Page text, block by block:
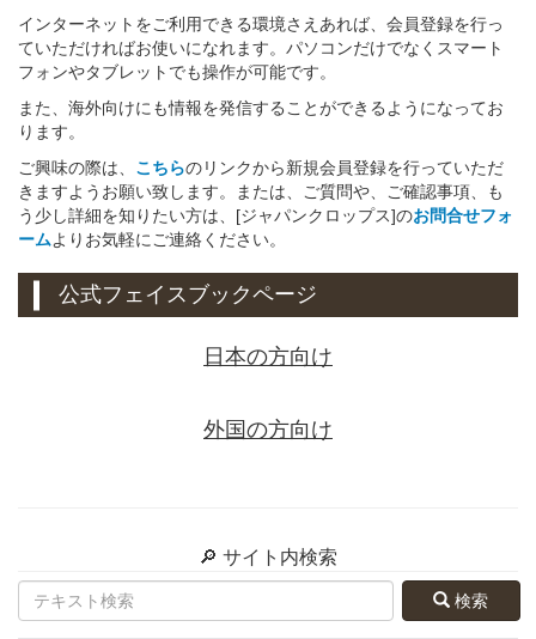
インターネットをご利用できる環境さえあれば、会員登録を行っ
ていただければお使いになれます。パソコンだけでなくスマート
フォンやタブレットでも操作が可能です。
また、海外向けにも情報を発信することができるようになってお
ります。
ご興味の際は、 こちらのリンクから新規会員登録を行っていただ
きますようお願い致します。または、ご質問や、ご確認事項、も
う少し詳細を知りたい方は、[ジャパンクロップス]のお問合せフォ
ームよりお気軽にご連絡ください。
公式フェイスブックページ
日本の方向け
外国の方向け
🔎 サイト内検索
検索